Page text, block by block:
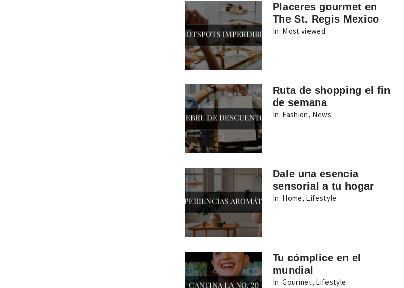
Placeres gourmet en
The St. Regis Mexico
In: Most viewed
Ruta de shopping el fin
de semana
In: Fashion, News
Dale una esencia
sensorial a tu hogar
In: Home, Lifestyle
Tu cómplice en el
mundial
In: Gourmet, Lifestyle